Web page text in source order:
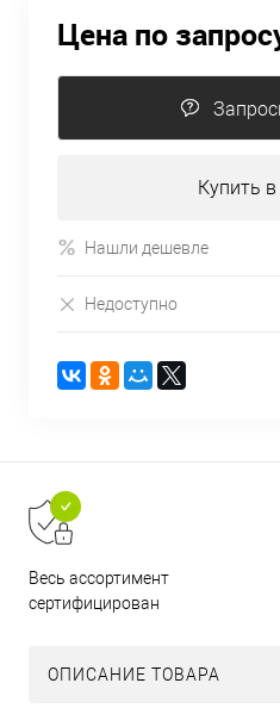
Цена по
Купить
Нашли дешевле
Недоступно
Весь ассортимент
сертифицирован
ОПИСАНИЕ ТОВАРА